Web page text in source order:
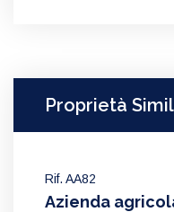
Proprietà
Rif. AA82
Azienda